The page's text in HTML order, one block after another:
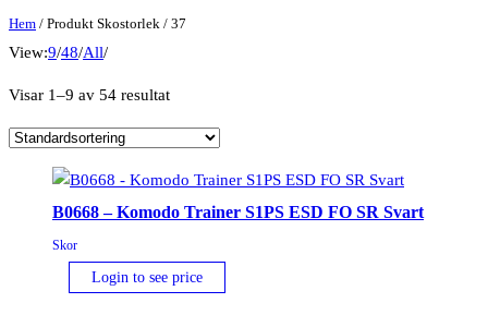
Hem / Produkt Skostorlek / 37
View:9/48/All/
Visar 1–9 av 54 resultat
B0668 – Komodo Trainer S1PS ESD FO SR Svart
Skor
Login to see price